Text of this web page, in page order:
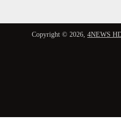
Copyright © 2026, 4NEWS